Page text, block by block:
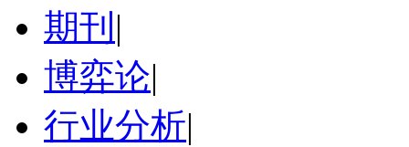
期刊 |
博弈论|
行业分析|